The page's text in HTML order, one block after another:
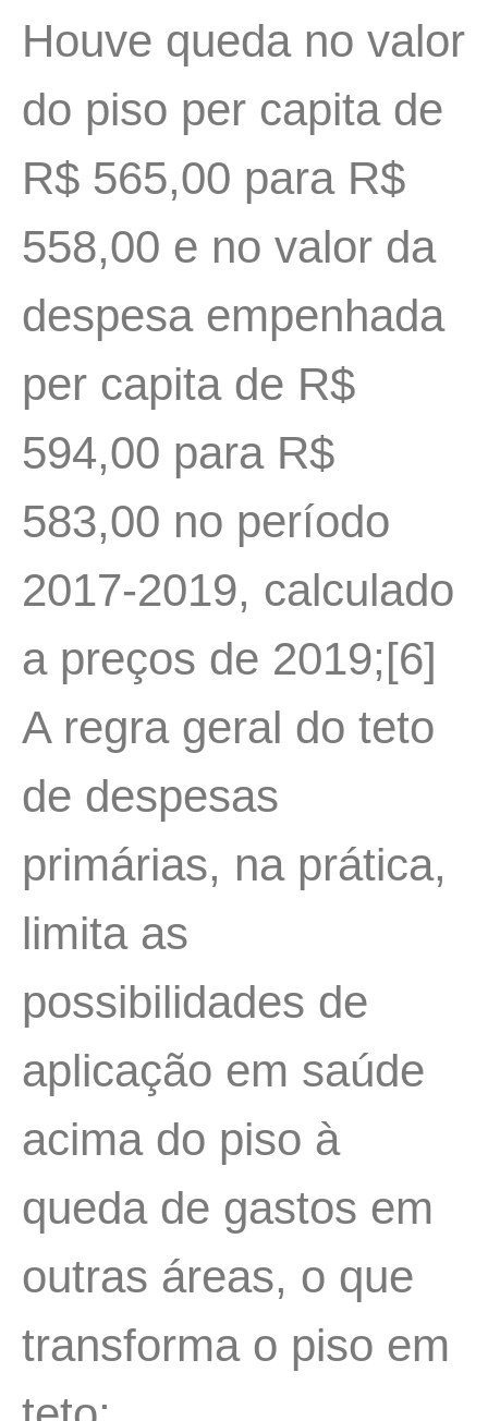
Houve queda no valor
do piso per capita de
R$ 565,00 para R$
558,00 e no valor da
despesa empenhada
per capita de R$
594,00 para R$
583,00 no período
2017-2019, calculado
a preços de 2019;[6]
A regra geral do teto
de despesas
primárias, na prática,
limita as
possibilidades de
aplicação em saúde
acima do piso à
queda de gastos em
outras áreas, o que
transforma o piso em